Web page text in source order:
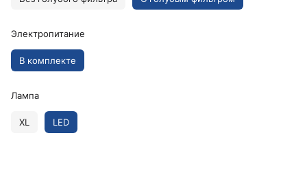
Электропитание
В комплекте
Лампа
XL LED